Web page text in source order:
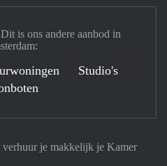
je makkelijk je Kamer
is ons andere aanbod in
Studio's